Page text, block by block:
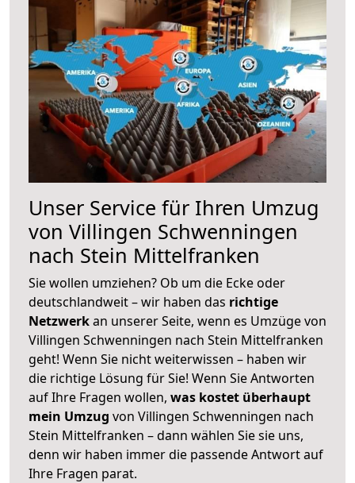
Unser Service für Ihren Umzug
von Villingen Schwenningen
nach Stein Mittelfranken
Sie wollen umziehen? Ob um die Ecke oder
deutschlandweit – wir haben das richtige
Netzwerkan unserer Seite, wenn es Umzüge von
Villingen Schwenningen nach Stein Mittelfranken
geht! Wenn Sie nicht weiterwissen – haben wir
die richtige Lösung für Sie! Wenn Sie Antworten
auf Ihre Fragen wollen, was kostet überhaupt
mein Umzug von Villingen Schwenningen nach
Stein Mittelfranken – dann wählen Sie sie uns,
denn wir haben immer die passende Antwort auf
Ihre Fragen parat.